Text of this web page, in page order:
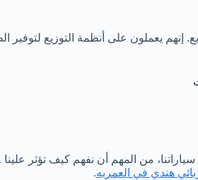
إنهم يعملون على أنظمة التوزيع
سياراتنا، من المهم أن نفهم كيف تؤثر
هندي في العمريه.